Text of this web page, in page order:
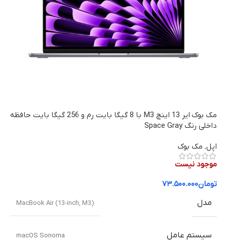
مک بوک ایر 13 اینچ M3 با 8 گیگا بایت رم و 256 گیگا بایت حافظه
داخلی رنگ Space Gray
اپل, مک بوک
موجود نیست
تومان۷۳.۵۰۰.۰۰۰
مدل
MacBook Air (13-inch, M3)
سیستم عامل macOS Sonoma